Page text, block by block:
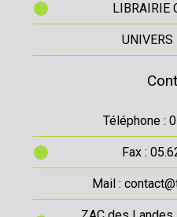
LIBRAIRIE
Téléphone :
Fax :
Mail :